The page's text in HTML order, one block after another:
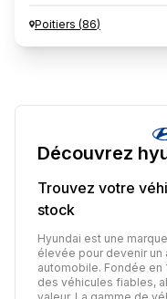
Poitiers (86)
Découvrez
Trouvez votre
stock
Hyundai est une
élevée pour devenir un
automobile. Fondée en
des véhicules fiables,